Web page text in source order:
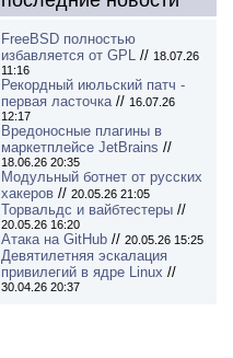
FreeBSD полностью
избавляется от GPL // 18.07.26
11:16
Рекордный июльский патч -
первая ласточка// 16.07.26
12:17
Вредоносные плагины в
маркетплейсе JetBrains //
18.06.26 20:35
Модульный ботнет от русских
хакеров // 20.05.26 21:05
Торвальдс и вайбтестеры //
20.05.26 16:20
Атака на GitHub // 20.05.26 15:25
Девятилетняя эскалация
привилегий в ядре Linux //
30.04.26 20:37